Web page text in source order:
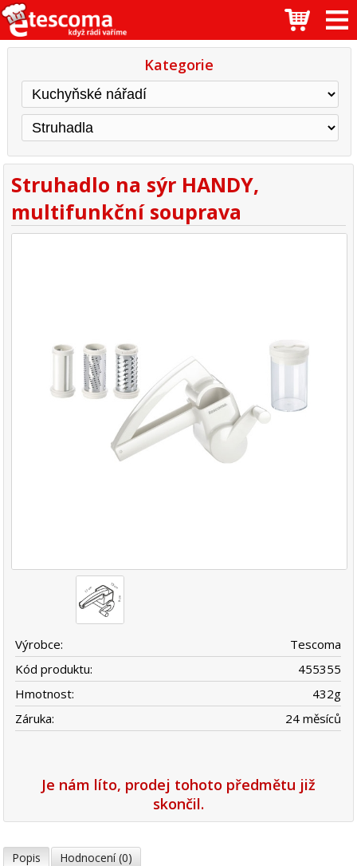
Kategorie
Struhadlo na sýr HANDY,
multifunkční souprava
Výrobce:
Tescoma
Kód produktu:
455355
Hmotnost:
432g
Záruka:
24 měsíců
Je nám líto, prodej tohoto předmětu již
skončil.
Popis Hodnocení (0)